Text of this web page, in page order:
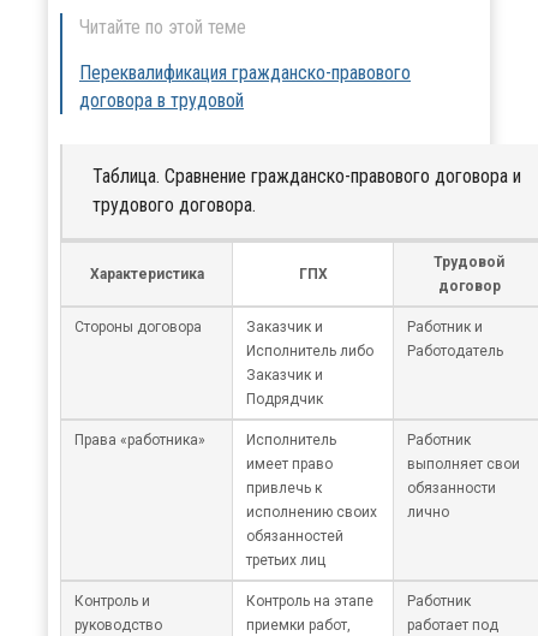
Читайте по этой теме
Переквалификация гражданско-правового
договора в трудовой
Таблица. Сравнение гражданско-правового договора и
трудового договора.
Характеристика ГПХ
Трудовой
договор
Стороны договора
Заказчик и
Исполнитель либо
Заказчик и
Подрядчик
Работник и
Работодатель
Права «работника»
Исполнитель
имеет право
привлечь к
исполнению своих
обязанностей
третьих лиц
Работник
выполняет свои
обязанности
лично
Контроль и
руководство
Контроль на этапе
приемки работ,
Работник
работает под